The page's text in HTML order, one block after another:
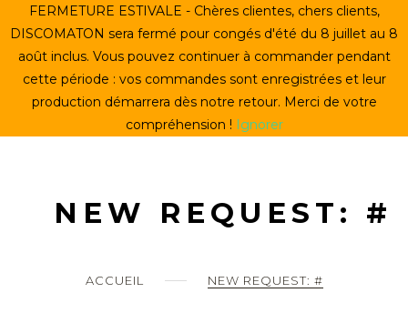
to
content
ACCUEIL
CRÉER UN VINYLE
LE STORE
ACCUEIL NEW REQUEST: #
NEW REQUEST: #
FERMETURE ESTIVALE - Chères clientes, chers clients,
DISCOMATON sera fermé pour congés d'été du 8 juillet au 8
août inclus. Vous pouvez continuer à commander pendant
cette période : vos commandes sont enregistrées et leur
production démarrera dès notre retour. Merci de votre
compréhension ! Ignorer